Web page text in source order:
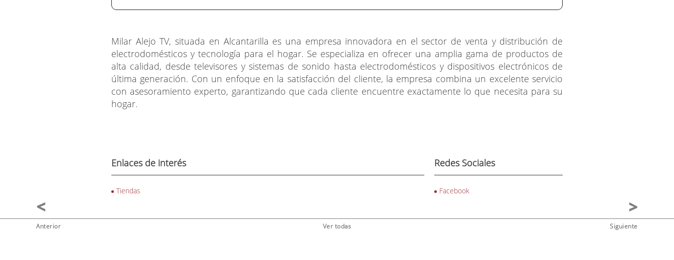
Milar Alejo TV, situada en Alcantarilla es una empresa innovadora en el sector de venta y distribución de
electrodomésticos y tecnología para el hogar. Se especializa en ofrecer una amplia gama de productos de
alta calidad, desde televisores y sistemas de sonido hasta electrodomésticos y dispositivos electrónicos de
última generación. Con un enfoque en la satisfacción del cliente, la empresa combina un excelente servicio
con asesoramiento experto, garantizando que cada cliente encuentre exactamente lo que necesita para su
hogar.
Enlaces de interés
Tiendas
Redes Sociales
Facebook
Anterior Ver todas Siguiente